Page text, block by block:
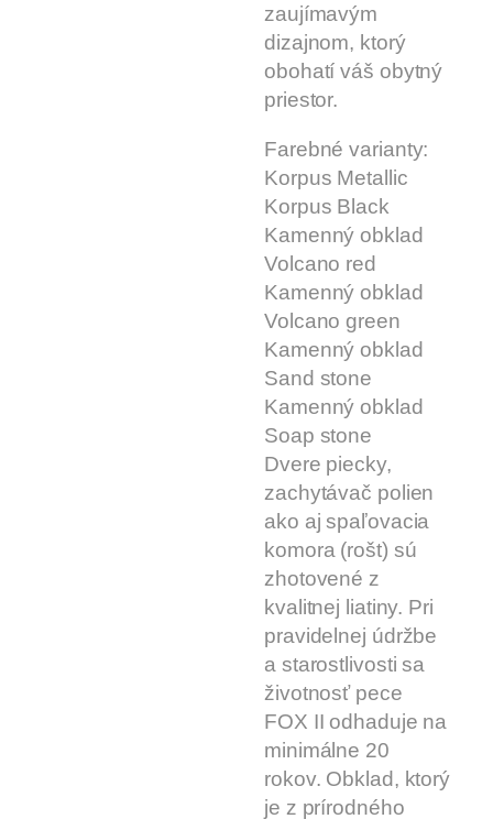
zaujímavým
dizajnom, ktorý
obohatí váš obytný
priestor.
Farebné varianty:
Korpus Metallic
Korpus Black
Kamenný obklad
Volcano red
Kamenný obklad
Volcano green
Kamenný obklad
Sand stone
Kamenný obklad
Soap stone
Dvere piecky,
zachytávač polien
ako aj spaľovacia
komora (rošt) sú
zhotovené z
kvalitnej liatiny. Pri
pravidelnej údržbe
a starostlivosti sa
životnosť pece
FOX II odhaduje na
minimálne 20
rokov. Obklad, ktorý
je z prírodného